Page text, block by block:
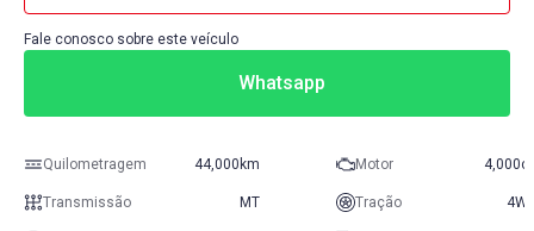
Fale conosco sobre este veículo
Whatsapp
Quilometragem 44,000km Motor
Transmissão MT Tração